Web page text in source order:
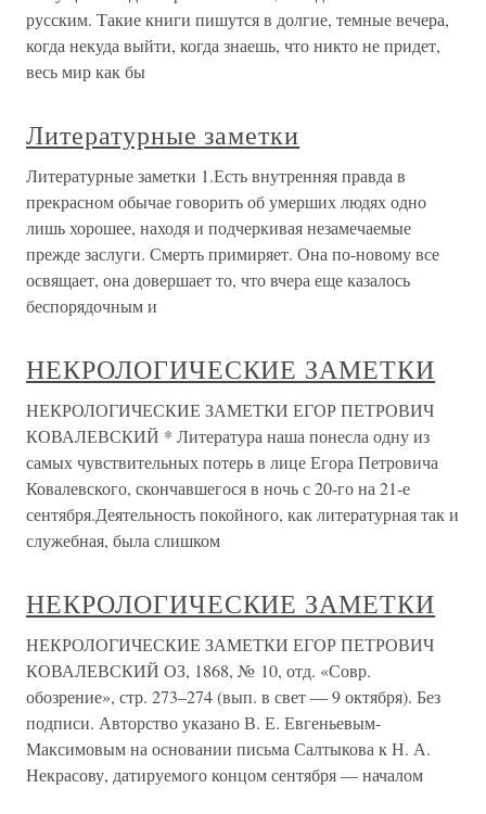
русским. Такие книги пишутся в долгие, темные вечера,
когда некуда выйти, когда знаешь, что никто не придет,
весь мир как бы
Литературные заметки
Литературные заметки 1.Есть внутренняя правда в
прекрасном обычае говорить об умерших людях одно
лишь хорошее, находя и подчеркивая незамечаемые
прежде заслуги. Смерть примиряет. Она по-новому все
освящает, она довершает то, что вчера еще казалось
беспорядочным и
НЕКРОЛОГИЧЕСКИЕ ЗАМЕТКИ
НЕКРОЛОГИЧЕСКИЕ ЗАМЕТКИ ЕГОР ПЕТРОВИЧ
КОВАЛЕВСКИЙ * Литература наша понесла одну из
самых чувствительных потерь в лице Егора Петровича
Ковалевского, скончавшегося в ночь с 20-го на 21-е
сентября.Деятельность покойного, как литературная так и
служебная, была слишком
НЕКРОЛОГИЧЕСКИЕ ЗАМЕТКИ
НЕКРОЛОГИЧЕСКИЕ ЗАМЕТКИ ЕГОР ПЕТРОВИЧ
КОВАЛЕВСКИЙ ОЗ, 1868, № 10, отд. «Совр.
обозрение», стр. 273–274 (вып. в свет — 9 октября). Без
подписи. Авторство указано В. Е. Евгеньевым-
Максимовым на основании письма Салтыкова к Н. А.
Некрасову, датируемого концом сентября — началом